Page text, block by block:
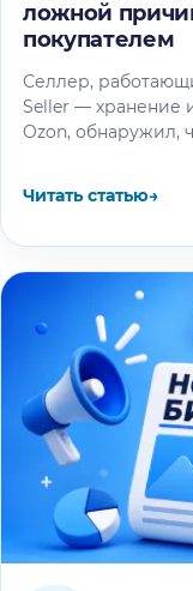
ложной
покупателем
Селлер,
Seller — хранение
Ozon, обнаружил,
Читать статью→